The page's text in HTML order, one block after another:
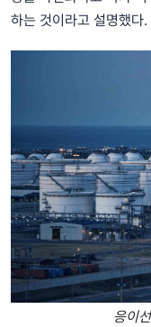
하는 것이라고 설명했다.
응이